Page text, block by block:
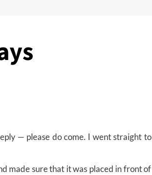
— please do come. I went straight to
made sure that it was placed in front of